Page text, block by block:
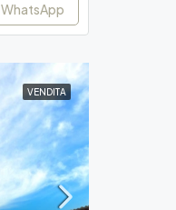
WhatsApp
VENDITA